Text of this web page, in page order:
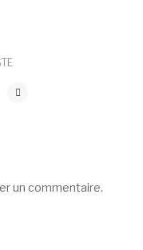
un commentaire.